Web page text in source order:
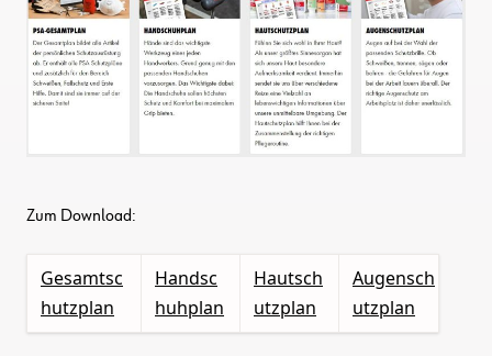
Zum Download:
Gesamtsc
hutzplan
Handsc
huhplan
Hautsch
utzplan
Augensch
utzplan